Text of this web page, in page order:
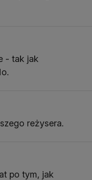
- tak jak
reżysera.
po tym, jak